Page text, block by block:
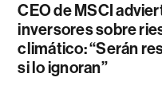
CEO de MSCI
inversores sobre
climático: “Serán
si lo ignoran”